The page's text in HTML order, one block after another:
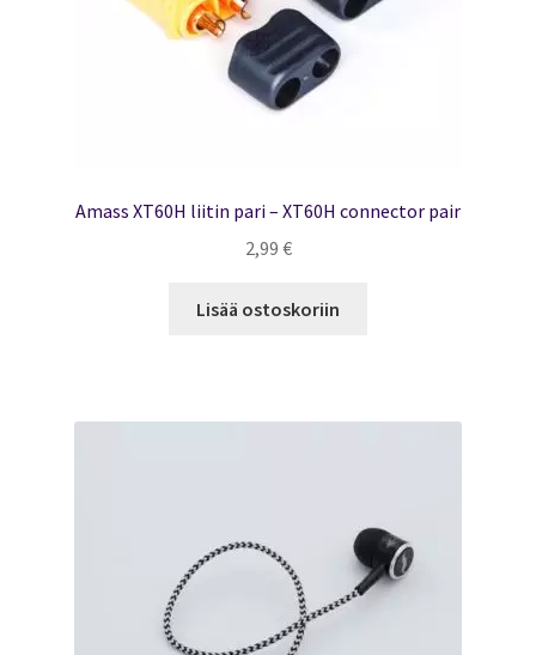
Amass XT60H liitin pari – XT60H connector pair
2,99 €
Lisää ostoskoriin